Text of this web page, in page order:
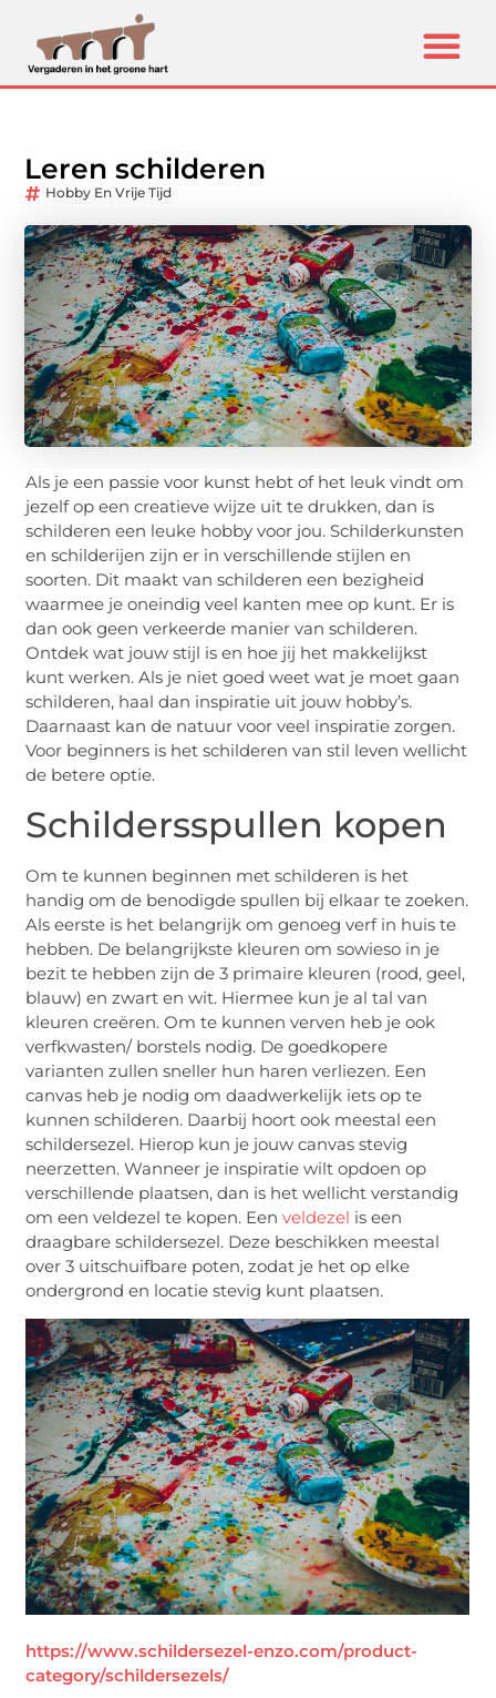
Leren schilderen
Hobby En Vrije Tijd
Als je een passie voor kunst hebt of het leuk vindt om
jezelf op een creatieve wijze uit te drukken, dan is
schilderen een leuke hobby voor jou. Schilderkunsten
en schilderijen zijn er in verschillende stijlen en
soorten. Dit maakt van schilderen een bezigheid
waarmee je oneindig veel kanten mee op kunt. Er is
dan ook geen verkeerde manier van schilderen.
Ontdek wat jouw stijl is en hoe jij het makkelijkst
kunt werken. Als je niet goed weet wat je moet gaan
schilderen, haal dan inspiratie uit jouw hobby’s.
Daarnaast kan de natuur voor veel inspiratie zorgen.
Voor beginners is het schilderen van stil leven wellicht
de betere optie.
Schildersspullen kopen
Om te kunnen beginnen met schilderen is het
handig om de benodigde spullen bij elkaar te zoeken.
Als eerste is het belangrijk om genoeg verf in huis te
hebben. De belangrijkste kleuren om sowieso in je
bezit te hebben zijn de 3 primaire kleuren (rood, geel,
blauw) en zwart en wit. Hiermee kun je al tal van
kleuren creëren. Om te kunnen verven heb je ook
verfkwasten/ borstels nodig. De goedkopere
varianten zullen sneller hun haren verliezen. Een
canvas heb je nodig om daadwerkelijk iets op te
kunnen schilderen. Daarbij hoort ook meestal een
schildersezel. Hierop kun je jouw canvas stevig
neerzetten. Wanneer je inspiratie wilt opdoen op
verschillende plaatsen, dan is het wellicht verstandig
om een veldezel te kopen. Eenveldezel is een
draagbare schildersezel. Deze beschikken meestal
over 3 uitschuifbare poten, zodat je het op elke
ondergrond en locatie stevig kunt plaatsen.
https://www.schildersezel-enzo.com/product-
category/schildersezels/